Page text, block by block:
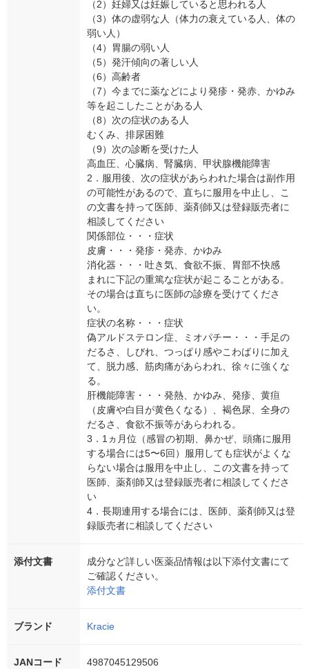
（2）妊婦又は妊娠していると思われる人
（3）体の虚弱な人（体力の衰えている人、体の
弱い人）
（4）胃腸の弱い人
（5）発汗傾向の著しい人
（6）高齢者
（7）今までに薬などにより発疹・発赤、かゆみ
等を起こしたことがある人
（8）次の症状のある人
むくみ、排尿困難
（9）次の診断を受けた人
高血圧、心臓病、腎臓病、甲状腺機能障害
2．服用後、次の症状があらわれた場合は副作用
の可能性があるので、直ちに服用を中止し、こ
の文書を持って医師、薬剤師又は登録販売者に
相談してください
関係部位・・・症状
皮膚・・・発疹・発赤、かゆみ
消化器・・・吐き気、食欲不振、胃部不快感
まれに下記の重篤な症状が起こることがある。
その場合は直ちに医師の診療を受けてくださ
い。
症状の名称・・・症状
偽アルドステロン症、ミオパチー・・・手足の
だるさ、しびれ、つっぱり感やこわばりに加え
て、脱力感、筋肉痛があらわれ、徐々に強くな
る。
肝機能障害・・・発熱、かゆみ、発疹、黄疸
（皮膚や白目が黄色くなる）、褐色尿、全身の
だるさ、食欲不振等があらわれる。
3．1ヵ月位（感冒の初期、鼻かぜ、頭痛に服用
する場合には5〜6回）服用しても症状がよくな
らない場合は服用を中止し、この文書を持って
医師、薬剤師又は登録販売者に相談してくださ
い
4．長期連用する場合には、医師、薬剤師又は登
録販売者に相談してください
添付文書
成分など詳しい医薬品情報は以下添付文書にて
ご確認ください。
添付文書
ブランド Kracie
JANコード 4987045129506